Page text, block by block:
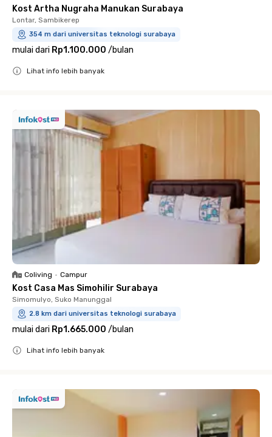
Kost Artha Nugraha Manukan Surabaya
Lontar, Sambikerep
354 m dari universitas teknologi surabaya
mulai dari Rp1.100.000 /bulan
Lihat info lebih banyak
Coliving • Campur
Kost Casa Mas Simohilir Surabaya
Simomulyo, Suko Manunggal
2.8 km dari universitas teknologi surabaya
mulai dari Rp1.665.000 /bulan
Lihat info lebih banyak